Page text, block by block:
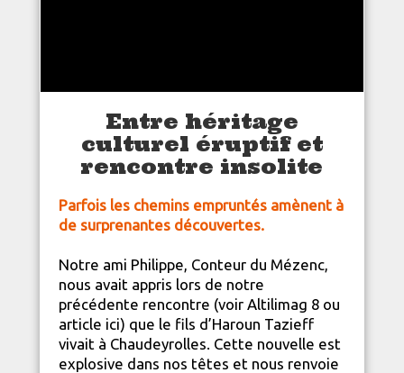
Entre héritage
culturel éruptif et
rencontre insolite
Parfois les chemins empruntés amènent à
de surprenantes découvertes.
Notre ami Philippe, Conteur du Mézenc,
nous avait appris lors de notre
précédente rencontre (voir Altilimag 8 ou
article ici) que le fils d’Haroun Tazieff
vivait à Chaudeyrolles. Cette nouvelle est
explosive dans nos têtes et nous renvoie